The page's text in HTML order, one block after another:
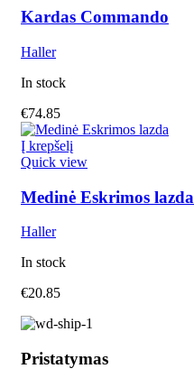
Kardas Commando
Haller
In stock
€74.85
Į krepšelį
Quick view
Medinė Eskrimos lazda
Haller
In stock
€20.85
Pristatymas